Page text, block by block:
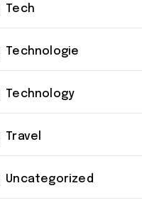
Tech
Technologie
Technology
Travel
Uncategorized